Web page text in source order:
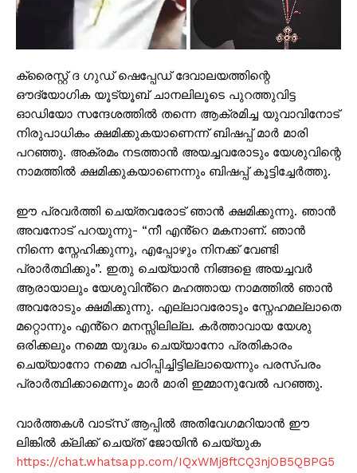
ക്രൈസ്റ്റ് ദ ഗുഡ് ഷെപ്പേഡ് ദേവാലയത്തിന്റെ
ഔദ്യോഗിക യൂട്യൂബ് ചാനലിലൂടെ പുറത്തുവിട്ട
ഓഡിയോ സന്ദേശത്തില്‍ തന്നെ ആക്രമിച്ച യുവാവിനോട്
നിരുപാധികം ക്ഷമിക്കുകയാണെന്ന് ബിഷപ്പ് മാര്‍ മാരി
പറഞ്ഞു. അക്രമം നടത്താന്‍ അയച്ചവരോടും യേശുവിന്റെ
നാമത്തില്‍ ക്ഷമിക്കുകയാണെന്നും ബിഷപ്പ് കൂട്ടിച്ചേര്‍ത്തു.
ഈ പ്രവര്‍ത്തി ചെയ്തവരോട് ഞാൻ ക്ഷമിക്കുന്നു. ഞാൻ
അവനോട് പറയുന്നു- “നീ എൻ്റെ മകനാണ്. ഞാൻ
നിന്നെ സ്നേഹിക്കുന്നു, എപ്പോഴും നിനക്ക് വേണ്ടി
പ്രാർത്ഥിക്കും”. ഇതു ചെയ്യാൻ നിങ്ങളെ അയച്ചവർ
ആരായാലും യേശുവിൻ്റെ മഹത്തായ നാമത്തിൽ ഞാൻ
അവരോടും ക്ഷമിക്കുന്നു. എല്ലാവരോടും സ്നേഹമല്ലാതെ
മറ്റൊന്നും എൻ്റെ മനസ്സിലില്ല. കർത്താവായ യേശു
ഒരിക്കലും നമ്മെ യുദ്ധം ചെയ്യാനോ പ്രതികാരം
ചെയ്യാനോ നമ്മെ പഠിപ്പിച്ചിട്ടില്ലായെന്നും പരസ്പരം
പ്രാര്‍ത്ഥിക്കാമെന്നും മാർ മാരി ഇമ്മാനുവേല്‍ പറഞ്ഞു.
വാർത്തകൾ വാട്സ് ആപ്പിൽ അതിവേഗമറിയാൻ ഈ
ലിങ്കിൽ ക്ലിക്ക് ചെയ്ത് ജോയിൻ ചെയ്യുക
https://chat.whatsapp.com/IQxWMj8ftCQ3njOB5QBPG5